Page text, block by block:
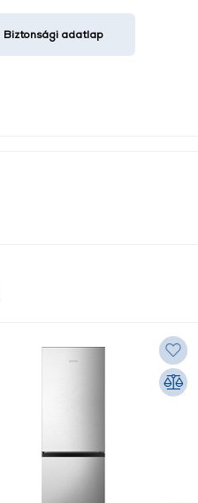
Biztonsági adatlap